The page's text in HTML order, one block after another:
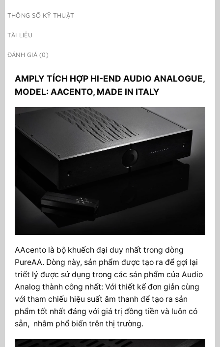
THÔNG SỐ KỸ THUẬT
TÀI LIỆU
ĐÁNH GIÁ (0)
AMPLY TÍCH HỢP HI-END AUDIO ANALOGUE,
MODEL: AACENTO, MADE IN ITALY
AAcento là bộ khuếch đại duy nhất trong dòng
PureAA. Dòng này, sản phẩm được tạo ra để gợi lại
triết lý được sử dụng trong các sản phẩm của Audio
Analog thành công nhất: Với thiết kế đơn giản cùng
với tham chiếu hiệu suất âm thanh để tạo ra sản
phẩm tốt nhất đáng với giá trị đồng tiền và luôn có
sẵn, nhằm phổ biến trên thị trường.